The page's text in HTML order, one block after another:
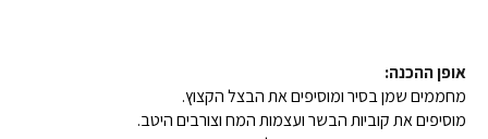
אופן ההכנה:
מחממים שמן בסיר ומוסיפים את הבצל הקצוץ.
מוסיפים את קוביות הבשר ועצמות המח וצורבים היטב.